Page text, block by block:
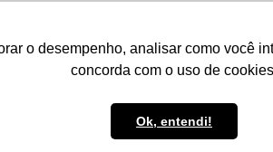
o desempenho, analisar como você
concorda com o uso de
Ok, entendi!